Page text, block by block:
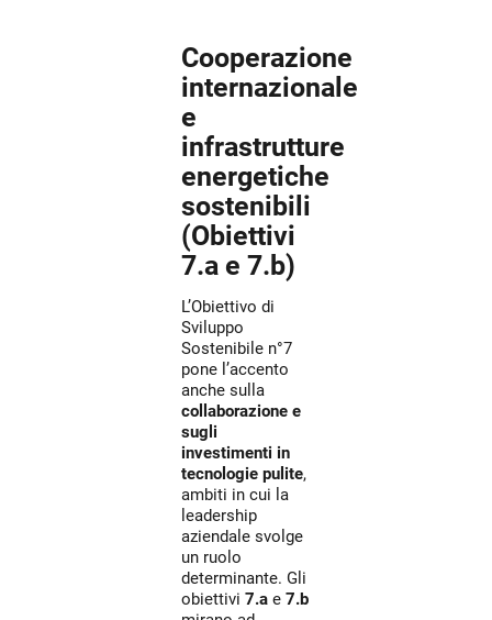
Cooperazione
internazionale
e
infrastrutture
energetiche
sostenibili
(Obiettivi
7.a e 7.b)
L’Obiettivo di
Sviluppo
Sostenibile n°7
pone l’accento
anche sulla
collaborazione e
sugli
investimenti in
tecnologie pulite,
ambiti in cui la
leadership
aziendale svolge
un ruolo
determinante. Gli
obiettivi 7.ae 7.b